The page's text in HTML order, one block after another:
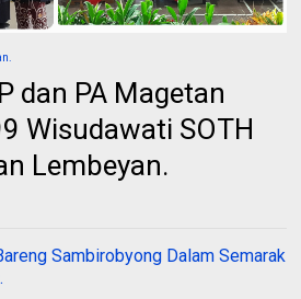
dan PA Magetan
Wisudawati SOTH
Lembeyan.
Sambirobyong Dalam Semarak